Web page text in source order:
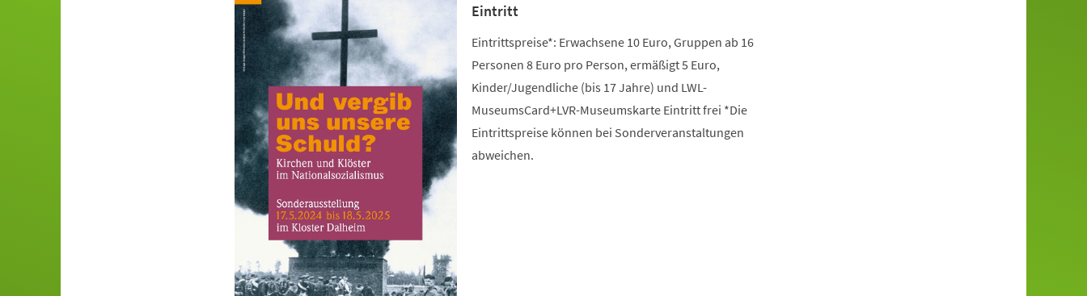
Eintritt
Eintrittspreise*: Erwachsene 10 Euro, Gruppen ab 16
Personen 8 Euro pro Person, ermäßigt 5 Euro,
Kinder/Jugendliche (bis 17 Jahre) und LWL-
MuseumsCard+LVR-Museumskarte Eintritt frei *Die
Eintrittspreise können bei Sonderveranstaltungen
abweichen.